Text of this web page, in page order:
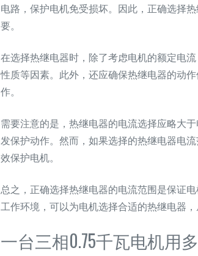
电路，保护电机免受损坏。因此，正确选择
要。
在选择热继电器时，除了考虑电机的额定电
性质等因素。此外，还应确保热继电器的动
作。
需要注意的是，热继电器的电流选择应略大
发保护动作。然而，如果选择的热继电器电
效保护电机。
总之，正确选择热继电器的电流范围是保证
工作环境，可以为电机选择合适的热继电器
一台三相0.75千瓦电机用